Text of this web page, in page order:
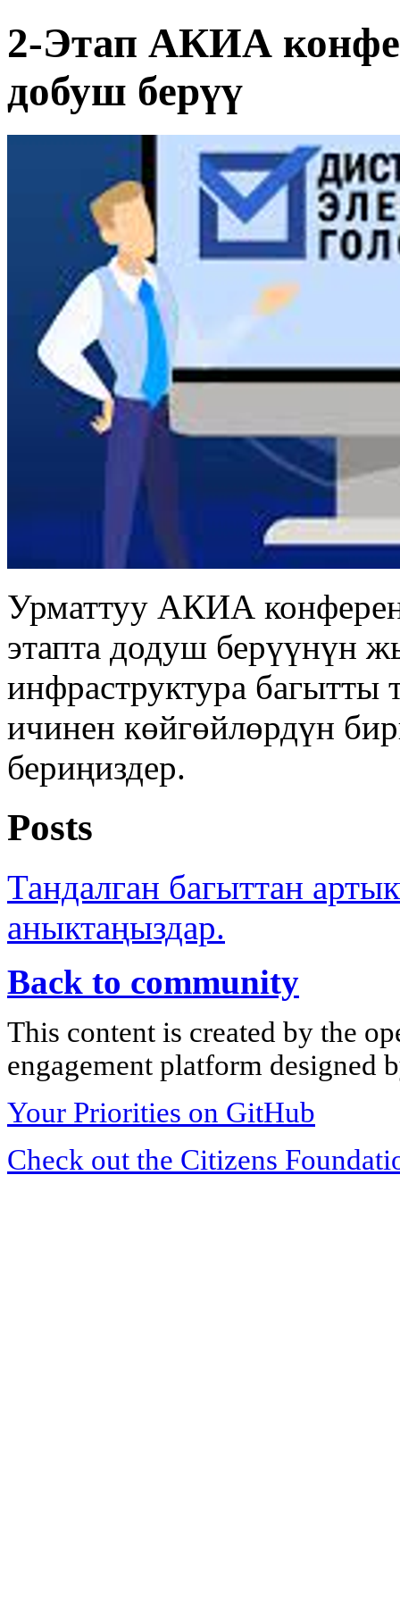
2-Этап АКИА
добуш берүү
Урматтуу АКИА
этапта додуш берүүнүн
инфраструктура багытты
ичинен көйгөйлөрдүн
бериңиздер.
Posts
Тандалган багыттан
аныктаңыздар.
Back to community
This content is created by the
engagement platform designed
Your Priorities on GitHub
Check out the Citizens